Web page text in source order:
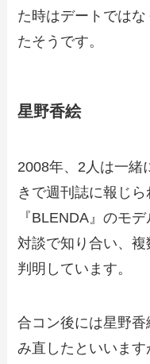
た時はデートでは
たそうです。
星野香絵
2008年、2人は一緒
きで週刊誌に報じら
『BLENDA』のモ
対談で知り合い、
判明しています。
合コン後には星野
み直したといいま